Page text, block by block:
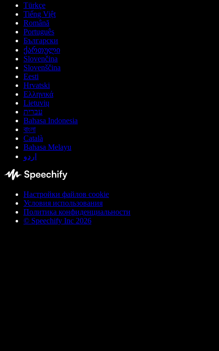
Türkçe
Tiếng Việt
Română
Português
Български
ქართული
Slovenčina
Slovenščina
Eesti
Hrvatski
Ελληνικά
Lietuvių
עברית
Bahasa Indonesia
বাংলা
Català
Bahasa Melayu
اردو
Настройки файлов cookie
Условия использования
Политика конфиденциальности
© Speechify Inc 2026